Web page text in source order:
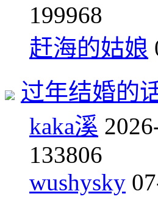
199968
赶海的姑娘
过年结婚的
kaka溪
133806
wushysky